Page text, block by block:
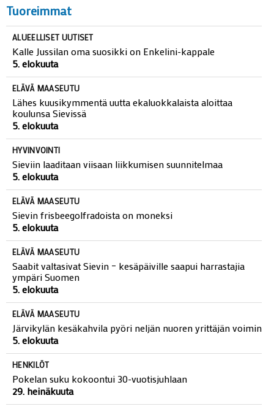
Tuoreimmat
ALUEELLISET UUTISET
Kalle Jussilan oma suosikki on Enkelini-kappale
5. elokuuta
ELÄVÄ MAASEUTU
Lähes kuusikymmentä uutta ekaluokkalaista aloittaa
koulunsa Sievissä
5. elokuuta
HYVINVOINTI
Sieviin laaditaan viisaan liikkumisen suunnitelmaa
5. elokuuta
ELÄVÄ MAASEUTU
Sievin frisbeegolfradoista on moneksi
5. elokuuta
ELÄVÄ MAASEUTU
Saabit valtasivat Sievin – kesäpäiville saapui harrastajia
ympäri Suomen
5. elokuuta
ELÄVÄ MAASEUTU
Järvikylän kesäkahvila pyöri neljän nuoren yrittäjän voimin
5. elokuuta
HENKILÖT
Pokelan suku kokoontui 30-vuotisjuhlaan
29. heinäkuuta